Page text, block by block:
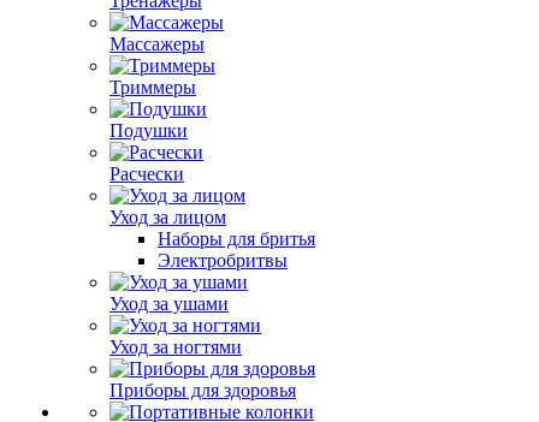
Массажеры
Триммеры
Подушки
Расчески
Уход за лицом
Наборы для бритья
Электробритвы
Уход за ушами
Уход за ногтями
Приборы для здоровья